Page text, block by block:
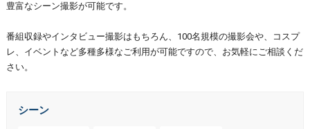
豊富なシーン撮影が可能です。
番組収録やインタビュー撮影はもちろん、100名規模の撮影会や、コスプ
レ、イベントなど多種多様なご利用が可能ですので、お気軽にご相談くだ
さい。
シーン